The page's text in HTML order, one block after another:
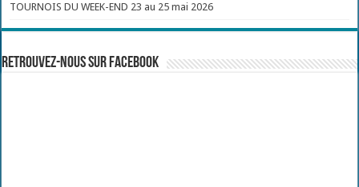
TOURNOIS DU WEEK-END 23 au 25 mai 2026
Retrouvez-nous sur Facebook